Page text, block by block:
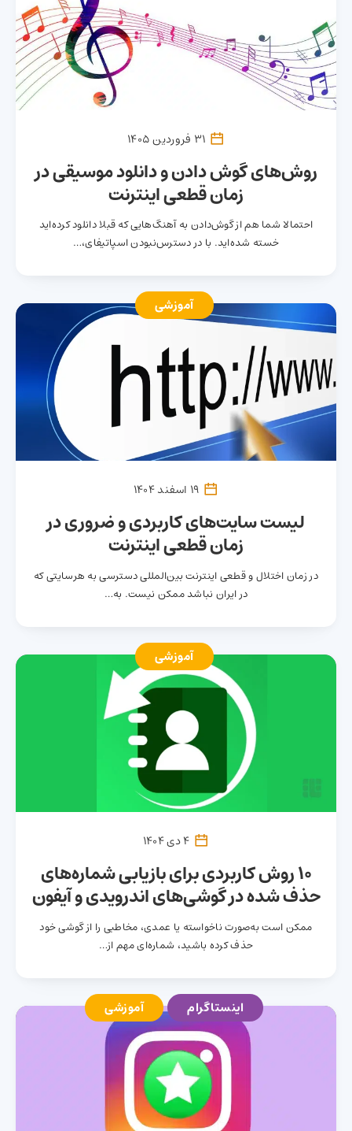
روش‌های گوش دادن و دانلود موسیقی در
زمان قطعی اینترنت
احتمالا شما هم از گوش‌دادن به آهنگ‌هایی که قبلا دانلود کرده‌اید
خسته شده‌اید. با در دسترس‌نبودن اسپاتیفای،…
آموزشی
لیست سایت‌های کاربردی و ضروری در
زمان قطعی اینترنت
در زمان اختلال و قطعی اینترنت بین‌المللی دسترسی به هرسایتی که
در ایران نباشد ممکن نیست. به…
آموزشی
10 روش کاربردی برای بازیابی شماره‌های
حذف‌ شده در گوشی‌های اندرویدی و آیفون
ممکن است به‌صورت ناخواسته یا عمدی، مخاطبی را از گوشی خود
حذف کرده‌ باشید، شماره‌ای مهم از…
اینستاگرام آموزشی